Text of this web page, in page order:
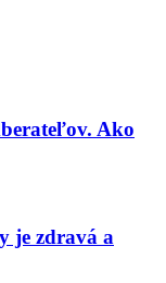
Ako
je zdravá a